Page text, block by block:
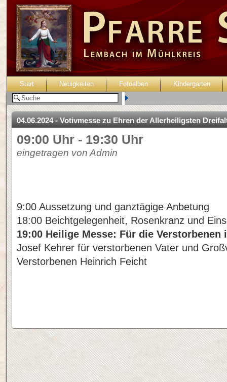
Start Neuigkeiten Fotoalben Kindergarten
04.06.2024 - Votivmesse zu Ehren der Allerheiligsten
09:00 Uhr - 19:30 Uhr
eingetragen von Admin
9:00 Aussetzung und ganztägige Anbetung
18:00 Beichtgelegenheit, Rosenkranz und
19:00 Heilige Messe: Für die Verstorbenen
Josef Kehrer für verstorbenen Vater und
Verstorbenen Heinrich Feicht